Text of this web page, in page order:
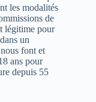
les modalités
de
légitime pour
un
font et
ans pour
depuis 55